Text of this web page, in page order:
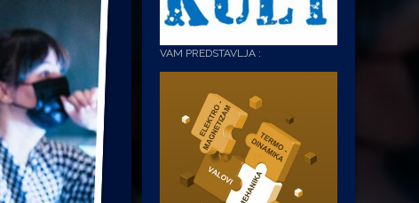
VAM PREDSTAVLJA :